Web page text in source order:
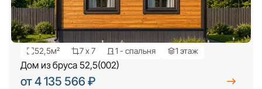
52,5м² 7 х 7 1 - спальня 1 этаж
Дом из бруса 52,5(002)
от 4 135 566 ₽